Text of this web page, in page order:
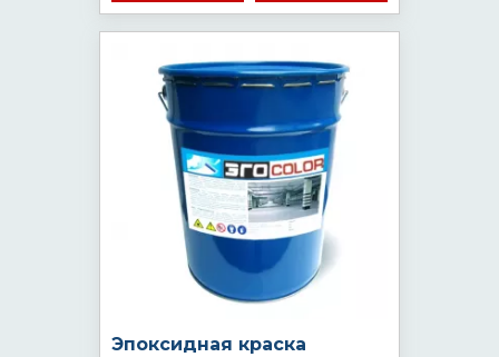
Эпоксидная краска